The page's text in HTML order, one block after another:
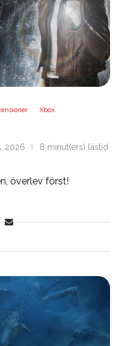
Xbox
2026 8 minut(ers) lästid
överlev först!